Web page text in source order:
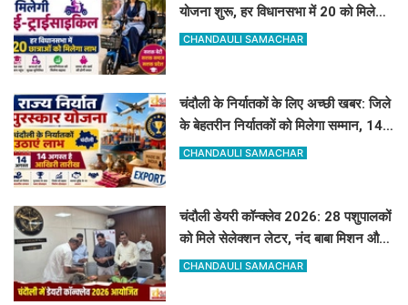
योजना शुरू, हर विधानसभा में 20 को मिलेगा
लाभ
CHANDAULI SAMACHAR
चंदौली के निर्यातकों के लिए अच्छी खबर: जिले
के बेहतरीन निर्यातकों को मिलेगा सम्मान, 14
अगस्त तक करें आवेदन
CHANDAULI SAMACHAR
चंदौली डेयरी कॉन्क्लेव 2026: 28 पशुपालकों
को मिले सेलेक्शन लेटर, नंद बाबा मिशन और
स्वदेशी गौ-संवर्धन योजना के लिए दिए गए
CHANDAULI SAMACHAR